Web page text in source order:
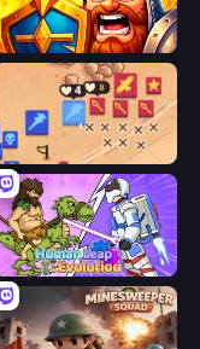
WarLink: Crown & Clash
Human Leap: Evolution